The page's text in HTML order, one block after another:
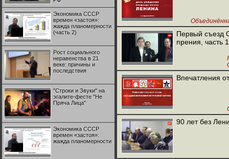
Экономика СССР
времен «застоя»:
жажда планомерности
(часть 2)
Рост социального
неравенства в 21
веке: причины и
последствия
"Строки и Звуки" на
эгалите-фесте "Не
Пряча Лица"
Экономика СССР
времен «застоя»:
жажда планомерности
Первый съезд
прения, часть 1
Впечатления
90 лет без